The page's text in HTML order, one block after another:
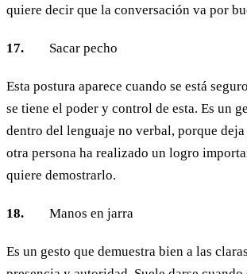
quiere decir que la conversación va por
17. Sacar pecho
Esta postura aparece cuando se está
se tiene el poder y control de esta. Es un
dentro del lenguaje no verbal, porque
otra persona ha realizado un logro
quiere demostrarlo.
18. Manos en jarra
Es un gesto que demuestra bien a las